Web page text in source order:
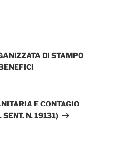
DI STAMPO
E CONTAGIO
N. 19131)